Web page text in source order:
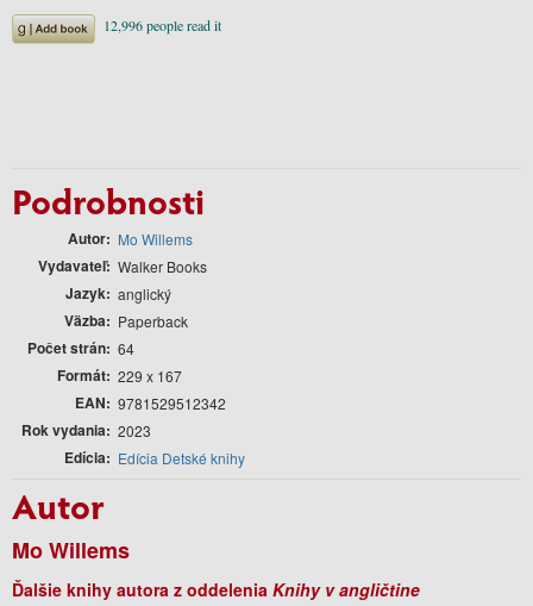
Podrobnosti
Autor Mo Willems
Vydavateľ Walker Books
Jazyk anglický
Väzba Paperback
Počet strán 64
Formát 229 x 167
EAN 9781529512342
Rok vydania 2023
Edícia Edícia Detské knihy
Autor
Mo Willems
Ďalšie knihy autora z oddelenia Knihy v angličtine